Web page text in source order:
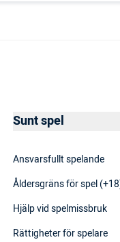
Sunt spel
Ansvarsfullt spelande
Åldersgräns för spel
Hjälp vid spelmissbruk
Rättigheter för spelare